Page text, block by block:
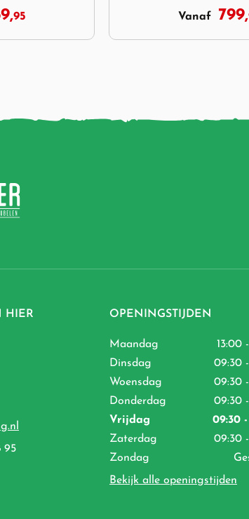
95 Vanaf79,
HIER
95
OPENINGSTIJDEN
Maandag
13:00
Dinsdag
09:30
Woensdag
09:30
Donderdag
09:30
Vrijdag
09:30
Zaterdag
09:30
Zondag
Bekijk alle openingstijden